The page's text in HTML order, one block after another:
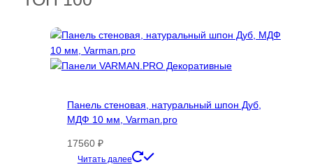
Панель стеновая, натуральный шпон Дуб,
МДФ 10 мм, Varman.pro
17560 ₽
Читать далее